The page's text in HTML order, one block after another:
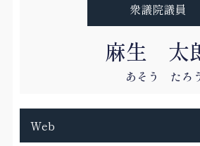
衆議院議員
麻生 太
あそう たろ
Web